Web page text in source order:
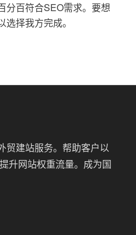
分百符合SEO需求。要想
择我方完成。
贸建站服务。帮助客户以
升网站权重流量。成为国